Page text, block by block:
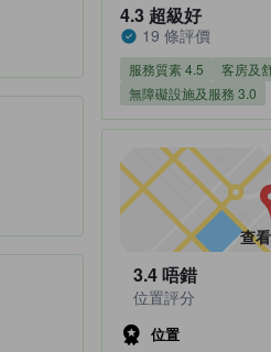
4.3 超級好
19 條評價
服務質素 4.5 客房及
無障礙設施及服務 3.0
查
3.4唔錯
位置評分
位置